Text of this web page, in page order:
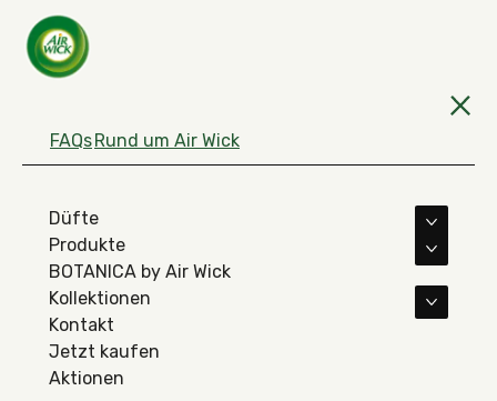
FAQsRund um Air Wick
Düfte
Produkte
Mehr
BOTANICA by Air Wick
Kollektionen
Mehr
Kontakt
Jetzt kaufen
Aktionen